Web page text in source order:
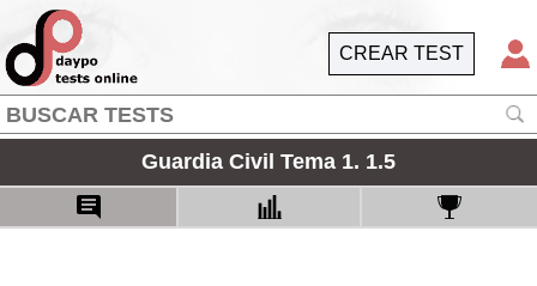
CREAR TEST
Guardia Civil Tema 1. 1.5